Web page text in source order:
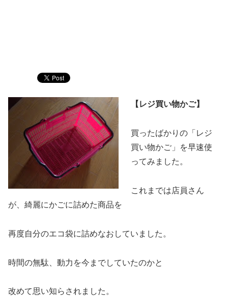
【レジ買い物かご】
買ったばかりの「レジ
買い物かご」を早速使
ってみました。
これまでは店員さん
が、綺麗にかごに詰めた商品を
再度自分のエコ袋に詰めなおしていました。
時間の無駄、動力を今までしていたのかと
改めて思い知らされました。